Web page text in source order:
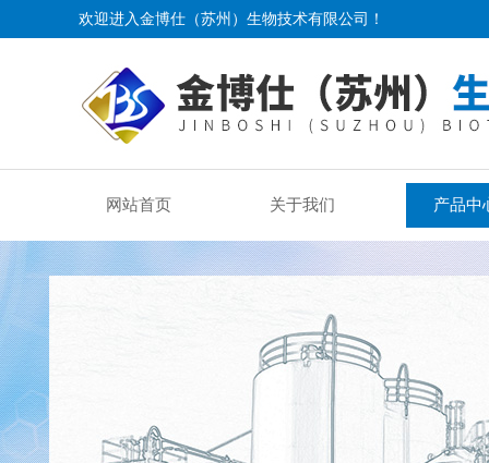
欢迎进入金博仕（苏州）生物技术有限公司！
网站首页 关于我们 产品中